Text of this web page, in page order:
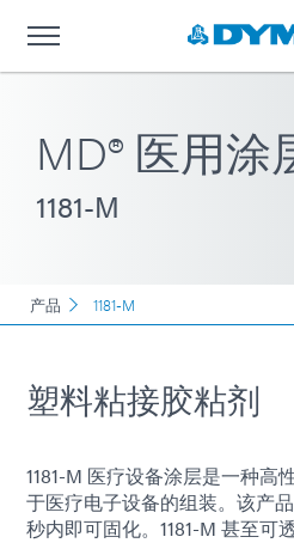
MD® 医用涂
1181-M
产品 1181-M
塑料粘接胶粘剂
1181-M 医疗设备涂层是一种高
于医疗电子设备的组装。该产
秒内即可固化。1181-M 甚至可